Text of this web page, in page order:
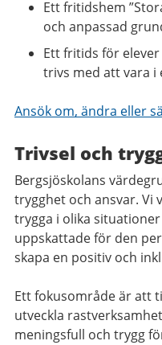
Ett fritidshem
och anpassad
Ett fritids för
trivs med att vara i
Ansök om, ändra eller
Trivsel och
Bergsjöskolans
trygghet och ansvar. Vi
trygga i olika
uppskattade för den
skapa en positiv och
Ett fokusområde är att
utveckla
meningsfull och trygg